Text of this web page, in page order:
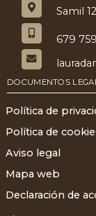
Samil
679
DOCUMENTOS
Política de
Política de
Aviso legal
Mapa web
Declaración de